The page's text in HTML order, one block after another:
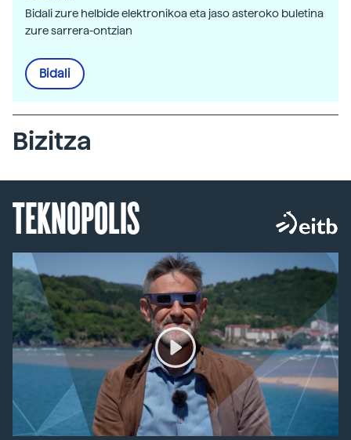
Bidali zure helbide elektronikoa eta jaso asteroko buletina
zure sarrera-ontzian
Bidali
Bizitza
TEKNOPOLIS